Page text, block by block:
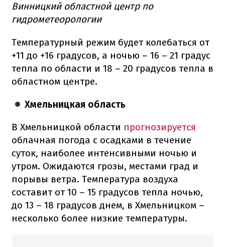
Винницкий областной центр по
гидрометеорологии
Температурный режим будет колебаться от
+11 до +16 градусов, а ночью – 16 – 21 градус
тепла по области и 18 – 20 градусов тепла в
областном центре.
Хмельницкая область
В Хмельницкой области прогнозируется
облачная погода с осадками в течение
суток, наиболее интенсивными ночью и
утром. Ожидаются грозы, местами град и
порывы ветра. Температура воздуха
составит от 10 – 15 градусов тепла ночью,
до 13 – 18 градусов днем, в Хмельницком –
несколько более низкие температуры.